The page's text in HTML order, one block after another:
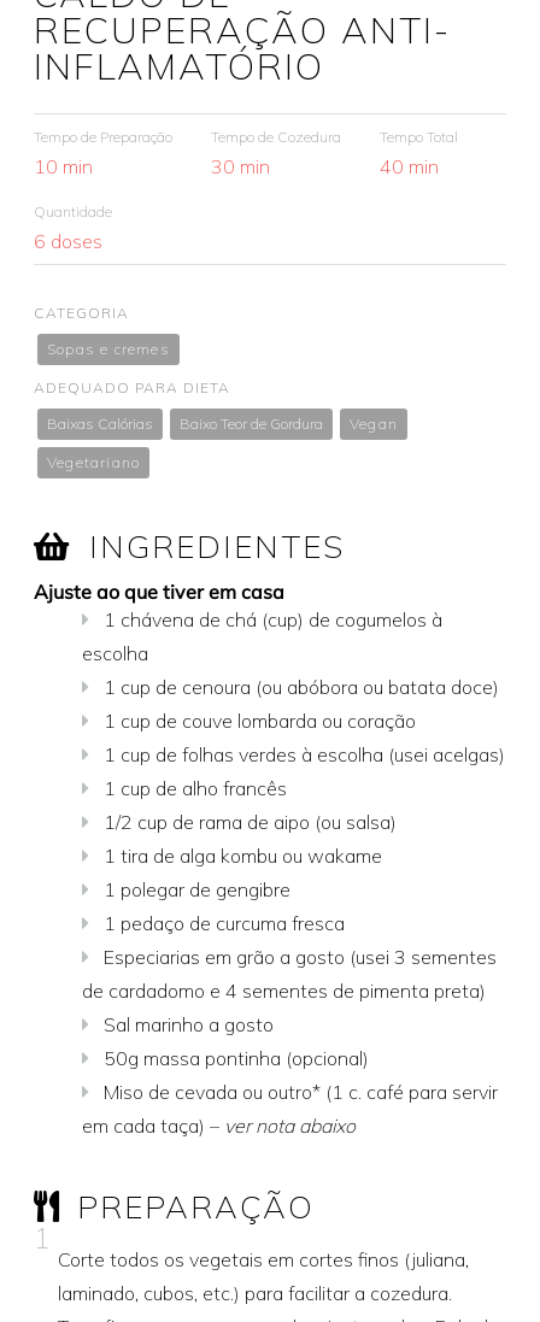
RECUPERAÇÃO ANTI-
INFLAMATÓRIO
Tempo de Preparação
10 min
Tempo de Cozedura
30 min
Tempo Total
40 min
Quantidade
6 doses
CATEGORIA
Sopas e cremes
ADEQUADO PARA DIETA
Baixas Calórias
Baixo Teor de Gordura Vegan
Vegetariano
INGREDIENTES
Ajuste ao que tiver em casa
1 chávena de chá (cup) de cogumelos à
escolha
1 cup de cenoura (ou abóbora ou batata doce)
1 cup de couve lombarda ou coração
1 cup de folhas verdes à escolha (usei acelgas)
1 cup de alho francês
1/2 cup de rama de aipo (ou salsa)
1 tira de alga kombu ou wakame
1 polegar de gengibre
1 pedaço de curcuma fresca
Especiarias em grão a gosto (usei 3 sementes
de cardadomo e 4 sementes de pimenta preta)
Sal marinho a gosto
50g massa pontinha (opcional)
Miso de cevada ou outro* (1 c. café para servir
em cada taça) – ver nota abaixo
PREPARAÇÃO
1
Corte todos os vegetais em cortes finos (juliana,
laminado, cubos, etc.) para facilitar a cozedura.